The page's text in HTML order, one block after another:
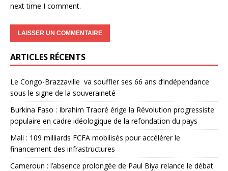
next time I comment.
ARTICLES RÉCENTS
Le Congo-Brazzaville va souffler ses 66 ans d’indépendance
sous le signe de la souveraineté
Burkina Faso : Ibrahim Traoré érige la Révolution progressiste
populaire en cadre idéologique de la refondation du pays
Mali : 109 milliards FCFA mobilisés pour accélérer le
financement des infrastructures
Cameroun : l’absence prolongée de Paul Biya relance le débat